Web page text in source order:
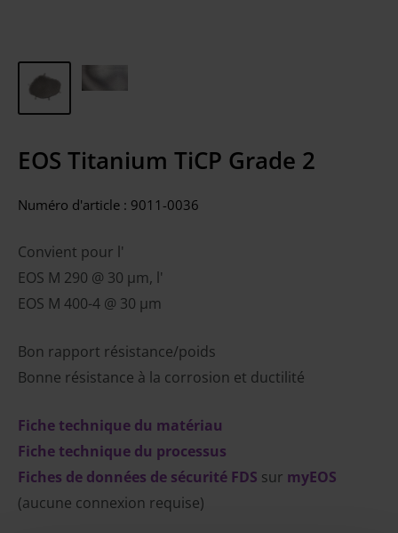
EOS Titanium TiCP Grade 2
Numéro d'article : 9011-0036
Convient pour l'
EOS M 290 @ 30 µm, l'
EOS M 400-4 @ 30 µm
Bon rapport résistance/poids
Bonne résistance à la corrosion et ductilité
Fiche technique du matériau
Fiche technique du processus
Fiches de données de sécurité FDS sur myEOS
(aucune connexion requise)